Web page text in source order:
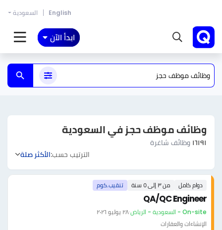
English السعودية
ابدأ الآن
وظائف موظف حجز في السعودية
١٦١٩١ وظائف شاغرة
الترتيب حسب:الأكثر صلة
دوام كامل من ٣ إلى ٥ سنة تنقيب.كوم
QA/QC Engineer
On-site - السعودية - الرياض ·٢٨ يوليو ٢٠٢٦
الإنشاءات والعقارات